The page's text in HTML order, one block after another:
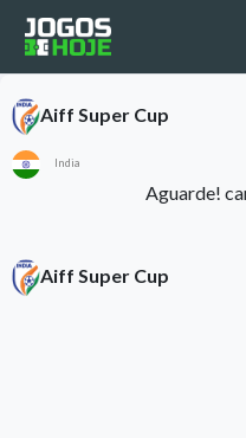
Aiff Super Cup
India
Aguarde!
Aiff Super Cup